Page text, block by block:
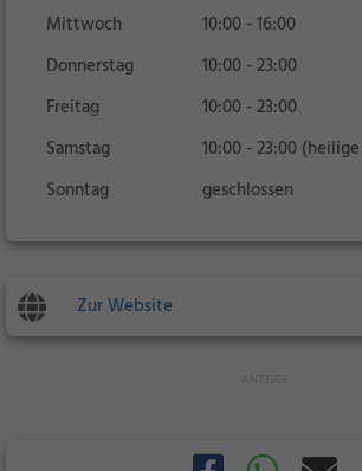
Mittwoch
10:00 - 16:00
Donnerstag
10:00 - 23:00
Freitag
10:00 - 23:00
Samstag
10:00 - 23:00
Sonntag
geschlossen
Zur Website